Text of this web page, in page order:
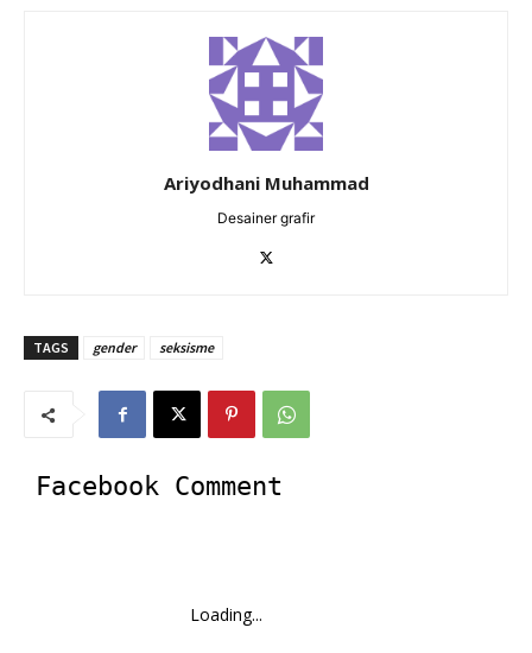
Ariyodhani Muhammad
Desainer grafir
TAGS gender seksisme
Facebook Comment
Loading...